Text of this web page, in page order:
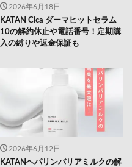
2026年6月18日
KATAN Cica ダーマヒットセラム
10の解約休止や電話番号！定期購
入の縛りや返金保証も
2026年6月12日
KATANヘパリンバリアミルクの解